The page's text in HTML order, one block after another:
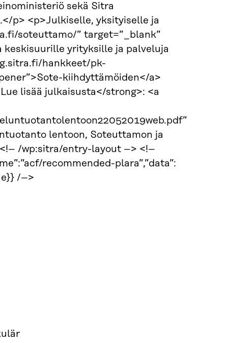
sekä Sitra
p> <p>Julkiselle, yksityiselle ja
soteuttamo/” target=”_blank”
keskisuurille yrityksille ja palveluja
hankkeet/pk-
kiihdyttämöiden</a>
lisää julkaisusta</strong>: <a
lentoon, Soteuttamon ja
/wp:sitra/entry-layout –> <!–
recommended-plara”,”data”:
/–>